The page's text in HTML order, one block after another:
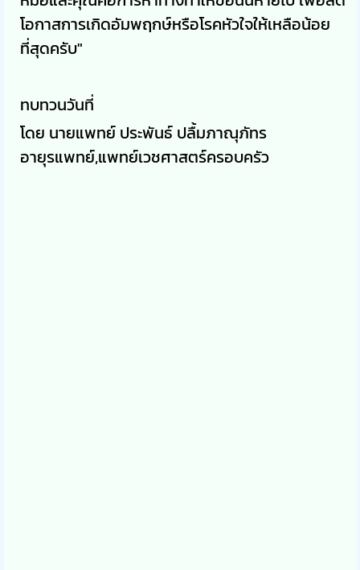
โอกาสการเกิดอัมพฤกษ์หรือโรคหัวใจให้เหลือน้อย
ที่สุดครับ"
ทบทวนวันที่
โดย นายแพทย์ ประพันธ์ ปลื้มภาณุภัทร
อายุรแพทย์,แพทย์เวชศาสตร์ครอบครัว